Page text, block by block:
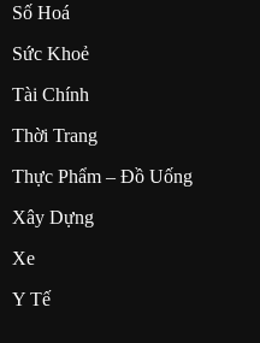
Số Hoá
Sức Khoẻ
Tài Chính
Thời Trang
Thực Phẩm – Đồ Uống
Xây Dựng
Xe
Y Tế